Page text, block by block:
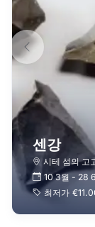
센강
시테 섬의 고
10 3월 - 28
최저가